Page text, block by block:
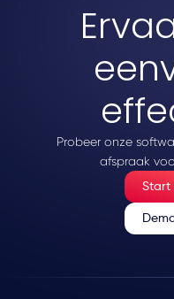
Probeer onze
afspraak
Start